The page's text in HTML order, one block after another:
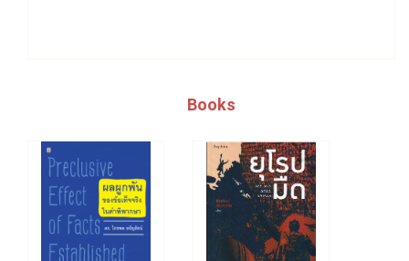
Books